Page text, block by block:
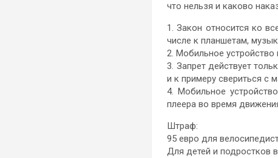
что нельзя и каково
1. Закон относится ко
числе к планшетам,
2. Мобильное устройство
3. Запрет действует
и к примеру свериться с
4. Мобильное
плеера во время
Штраф:
95 евро для
Для детей и подростков